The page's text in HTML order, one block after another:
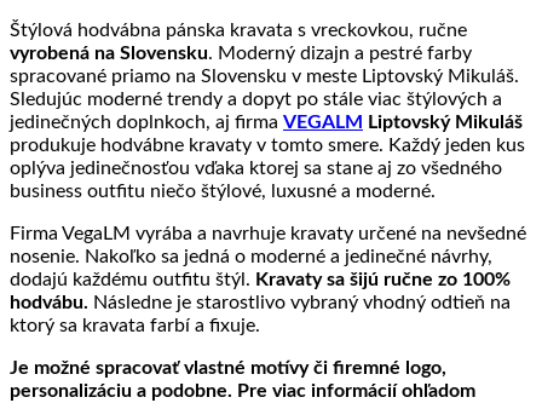
Štýlová hodvábna pánska kravata s vreckovkou, ručne
vyrobená na Slovensku. Moderný dizajn a pestré farby
spracované priamo na Slovensku v meste Liptovský Mikuláš.
Sledujúc moderné trendy a dopyt po stále viac štýlových a
jedinečných doplnkoch, aj firma VEGALM
Liptovský Mikuláš
produkuje hodvábne kravaty v tomto smere. Každý jeden kus
oplýva jedinečnosťou vďaka ktorej sa stane aj zo všedného
business outfitu niečo štýlové, luxusné a moderné.
Firma VegaLM vyrába a navrhuje kravaty určené na nevšedné
nosenie. Nakoľko sa jedná o moderné a jedinečné návrhy,
dodajú každému outfitu štýl. Kravaty sa šijú ručne zo 100%
hodvábu. Následne je starostlivo vybraný vhodný odtieň na
ktorý sa kravata farbí a fixuje.
Je možné spracovať vlastné motívy či firemné logo,
personalizáciu a podobne. Pre viac informácií ohľadom